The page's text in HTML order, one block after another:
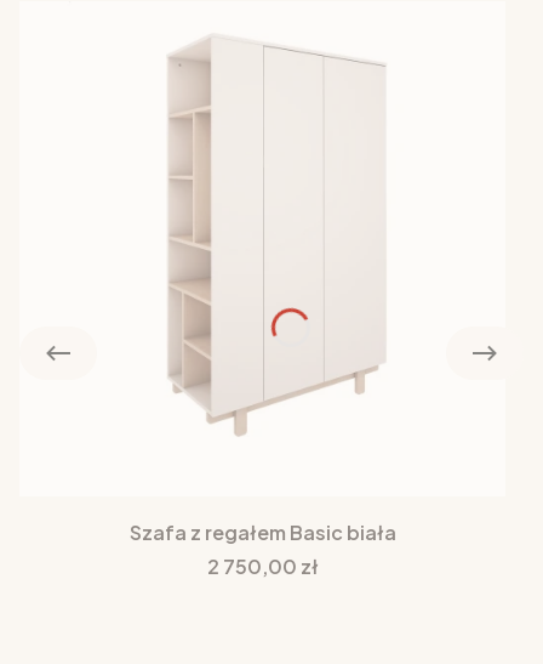
Szafa z regałem Basic biała
Cena
2 750,00 zł